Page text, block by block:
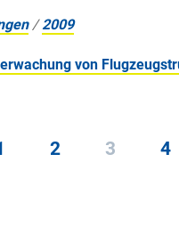
/2009
von
2 3 4